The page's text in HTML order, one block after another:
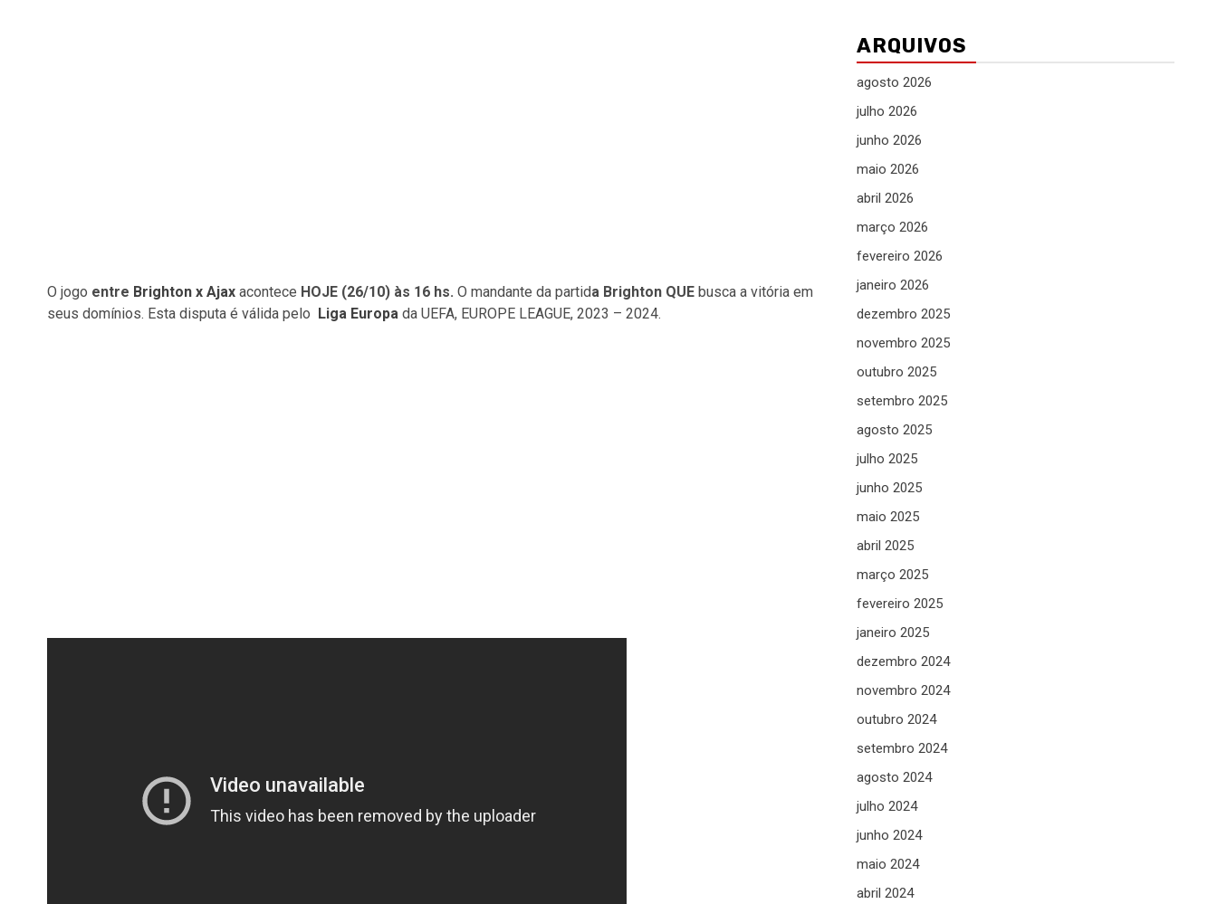
O jogo entre Brighton x Ajax acontece HOJE (26/10) às 16 hs. O mandante da partida Brighton QUE busca a vitória em
seus domínios. Esta disputa é válida pelo Liga Europa da UEFA, EUROPE LEAGUE, 2023 – 2024.
ARQUIVOS
agosto 2026
julho 2026
junho 2026
maio 2026
abril 2026
março 2026
fevereiro 2026
janeiro 2026
dezembro 2025
novembro 2025
outubro 2025
setembro 2025
agosto 2025
julho 2025
junho 2025
maio 2025
abril 2025
março 2025
fevereiro 2025
janeiro 2025
dezembro 2024
novembro 2024
outubro 2024
setembro 2024
agosto 2024
julho 2024
junho 2024
maio 2024
abril 2024